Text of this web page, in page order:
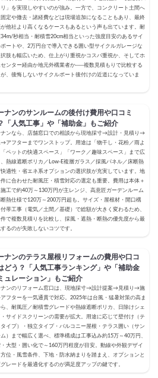
リ」を実現しやすいのが強み。一方で、コンクリート土間へ
定や撤去・諸経費などは現場追加になることもあり、最終
他社より高くなるケースもあるという声も出ています。耐
34m/秒相当・耐積雪20cm相当といった強度目安のあるサイ
ポートや、2万円台で導入できる囲い型サイクルガレージな
択肢も幅広いため、仕上がり重視かコスパ重視か、そしてホ
ンター経由か地元外構業者か──複数見積もりで比較する
が、後悔しないサイクルポート後付けの近道になっていま
ナンのサンルームの後付け費用や口コミ
「人気工事」や「補助金」もご紹介
ナンなら、店舗窓口での相談から現地採寸→設計・見積り→
アフターまでワンストップ。用途は「物干し・花粉／雨よ
ペットの快適スペース」「ワーク／趣味スペース」まで広
熱線遮断ポリカ／Low-E複層ガラス／採風パネル／床断熱
適性・省エネ系オプションの選択肢が充実しています。地
に合わせた耐風圧・積雪対応の選定も重要。費用は本体＋
工で約40万～130万円が主レンジ、高意匠ガーデンルーム
熱仕様で120万～200万円超も。サイズ・屋根材・開口構
付帯工事（電気／土間／基礎）で総額が大きく変わるため、
件で複数見積りを比較し、採風・遮熱・断熱の優先度から最
るのが失敗しないコツです。
ナンのテラス屋根リフォームの費用や口コ
どう？「人気工事ランキング」や「補助金
ュレーション」もご紹介
ナンのリフォーム窓口は、現地採寸→設計提案→見積り→施
フターを一気通貫で対応。2025年は台風・猛暑対策の高ま
ら、耐風圧／耐積雪グレードや熱線遮断ポリカ、日除けシェ
サイドスクリーンの需要が拡大。用途に応じて壁付け（テ
タイプ）・独立タイプ・バルコニー屋根・テラス囲い（サン
ム）まで幅広く選べ、標準構成は工事込み約15万～40万円、
大型・囲い化で～160万円程度が目安。動線や外観デザイ
方位・風雪条件、下地・防水納まりを踏まえ、オプションと
レードを最適化するのが満足度アップの鍵です。